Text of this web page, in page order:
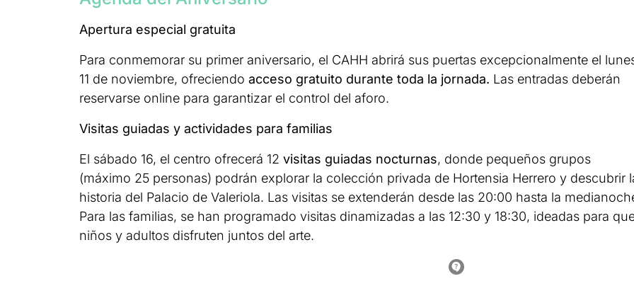
Apertura especial gratuita
Para conmemorar su primer aniversario, el CAHH abrirá sus puertas excepcionalmente el
11 de noviembre, ofreciendo acceso gratuito durante toda la jornada. Las entradas deberán
reservarse online para garantizar el control del aforo.
Visitas guiadas y actividades para familias
El sábado 16, el centro ofrecerá 12 visitas guiadas nocturnas, donde pequeños grupos
(máximo 25 personas) podrán explorar la colección privada de Hortensia Herrero y descubrir
historia del Palacio de Valeriola. Las visitas se extenderán desde las 20:00 hasta la
Para las familias, se han programado visitas dinamizadas a las 12:30 y 18:30, ideadas para
niños y adultos disfruten juntos del arte.